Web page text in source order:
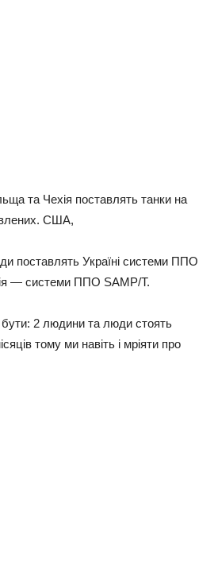
та Чехія поставлять танки на
США,
поставлять Україні системи ППО
— системи ППО SAMP/T.
тому ми навіть і мріяти про